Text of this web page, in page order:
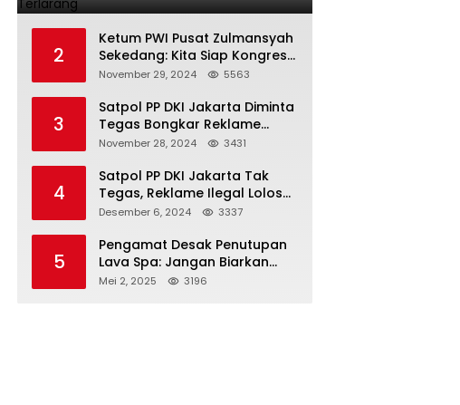
Terlarang
2
Ketum PWI Pusat Zulmansyah
Sekedang: Kita Siap Kongres
PWI Sebelum 15 Desember
November 29, 2024 5563
3
Satpol PP DKI Jakarta Diminta
Tegas Bongkar Reklame
Ilegal
November 28, 2024 3431
4
Satpol PP DKI Jakarta Tak
Tegas, Reklame Ilegal Lolos
Penindakan
Desember 6, 2024 3337
5
Pengamat Desak Penutupan
Lava Spa: Jangan Biarkan
Hukum Tumpul Hadapi ‘Spa
Mei 2, 2025 3196